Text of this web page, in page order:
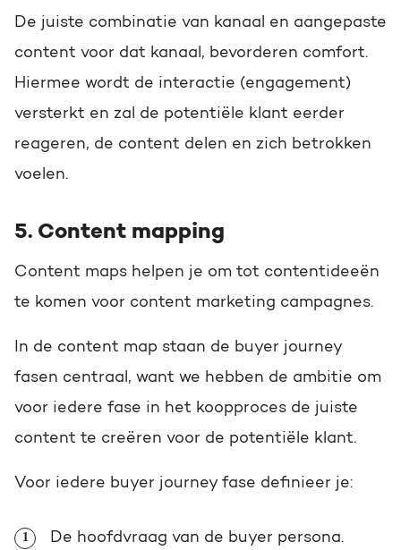
De juiste combinatie van kanaal en aangepaste
content voor dat kanaal, bevorderen comfort.
Hiermee wordt de interactie (engagement)
versterkt en zal de potentiële klant eerder
reageren, de content delen en zich betrokken
voelen.
5. Content mapping
Content maps helpen je om tot contentideeën
te komen voor content marketing campagnes.
In de content map staan de buyer journey
fasen centraal, want we hebben de ambitie om
voor iedere fase in het koopproces de juiste
content te creëren voor de potentiële klant.
Voor iedere buyer journey fase definieer je:
De hoofdvraag van de buyer persona.